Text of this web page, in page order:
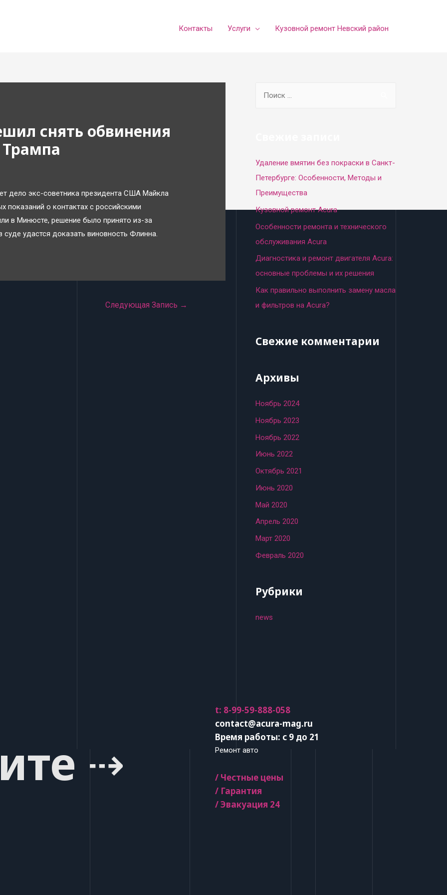
Контакты Услуги Кузовной ремонт Невский район
снять обвинения
Трампа
дело экс-советника президента США Майкла
показаний о контактах с российскими
в Минюсте, решение было принято из-за
суде удастся доказать виновность Флинна.
Следующая Запись →
h
f
o
r
:
Удаление вмятин без покраски в Санкт-
Петербурге: Особенности, Методы и
Преимущества
Кузовной ремонт Acura
Особенности ремонта и технического
обслуживания Acura
Диагностика и ремонт двигателя Acura:
основные проблемы и их решения
Как правильно выполнить замену масла
и фильтров на Acura?
Свежие комментарии
Архивы
Ноябрь 2024
Ноябрь 2023
Ноябрь 2022
Июнь 2022
Октябрь 2021
Июнь 2020
Май 2020
Апрель 2020
Март 2020
Февраль 2020
Рубрики
news
⇢
t: 8-99-59-888-058
contact@acura-mag.ru
Время работы: с 9 до 21
Ремонт авто
/ Честные цены
/ Гарантия
/ Эвакуация 24